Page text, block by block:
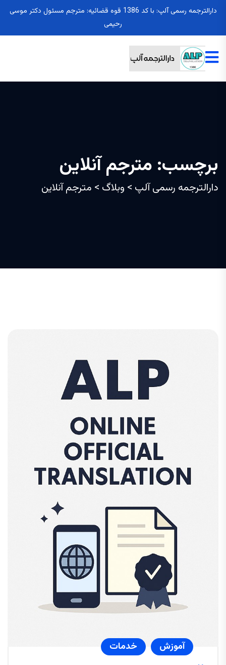
دارالترجمه رسمی آلپ: با کد 1386 قوه قضائیه: مترجم مسئول دکتر موسی
رحیمی
برچسب: مترجم آنلاین
دارالترجمه رسمی آلپ > وبلاگ > مترجم آنلاین
آموزش
خدمات